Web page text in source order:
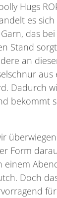
Hugs
es
das
Stand
an
Dadurch
bekommt
Form
einem
Doch